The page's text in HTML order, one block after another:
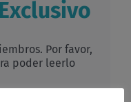
Por favor,
poder leerlo